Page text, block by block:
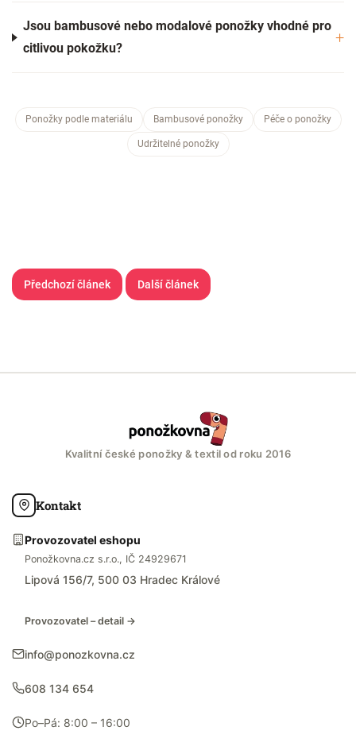
Jsou bambusové nebo modalové ponožky vhodné pro
citlivou pokožku?
Ponožky podle materiálu Bambusové ponožky Péče o ponožky
Udržitelné ponožky
Předchozí článek Další článek
Kvalitní české ponožky & textil od roku 2016
Kontakt
Provozovatel eshopu
Ponožkovna.cz s.r.o., IČ 24929671
Lipová 156/7, 500 03 Hradec Králové
Provozovatel – detail →
info@ponozkovna.cz
608 134 654
Po–Pá: 8:00 – 16:00